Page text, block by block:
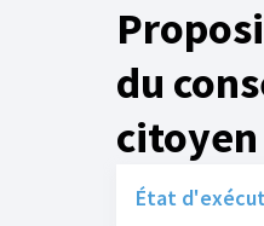
du
citoyen
État